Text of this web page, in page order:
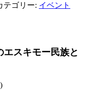
テゴリー: イベント
スキモー民族と